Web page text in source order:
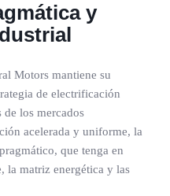
y
Motors mantiene su
de electrificación
de los mercados
acelerada y uniforme, la
que tenga en
la matriz energética y las